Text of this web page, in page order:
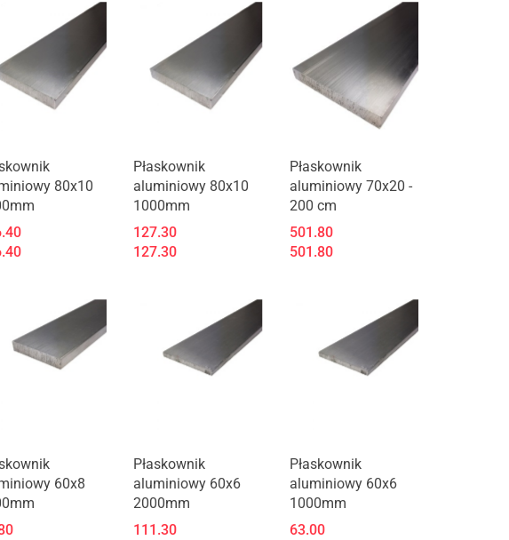
80x10
Płaskownik
aluminiowy 80x10
1000mm
127.30
127.30
Płaskownik
aluminiowy 70x20 -
200 cm
501.80
501.80
60x8
Płaskownik
aluminiowy 60x6
2000mm
111.30
Płaskownik
aluminiowy 60x6
1000mm
63.00